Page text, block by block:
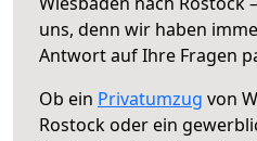
uns, denn wir haben
Antwort auf Ihre Fragen
Ob ein Privatumzug von
Rostock oder ein